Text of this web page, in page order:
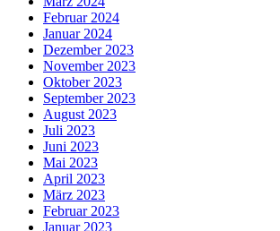
Februar 2024
Januar 2024
Dezember 2023
November 2023
Oktober 2023
September 2023
August 2023
Juli 2023
Juni 2023
Mai 2023
April 2023
März 2023
Februar 2023
Januar 2023